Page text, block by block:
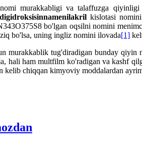
murakkabligi va talaffuzga
kislotasi
bo'lgan oqsilni nomini
bo'lsa, uning ingliz nomini ilovada[1]
murakkablik tug'diradigan bunday
hali ham multfilm ko'radigan va kashf
kelib chiqqan kimyoviy moddalardan